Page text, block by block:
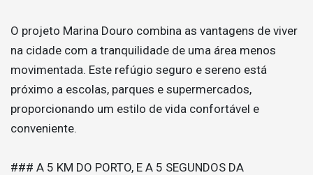
O projeto Marina Douro combina as vantagens de viver
na cidade com a tranquilidade de uma área menos
movimentada. Este refúgio seguro e sereno está
próximo a escolas, parques e supermercados,
proporcionando um estilo de vida confortável e
conveniente.
### A 5 KM DO PORTO, E A 5 SEGUNDOS DA